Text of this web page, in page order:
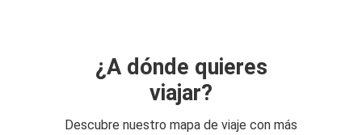
¿A dónde quieres
viajar?
Descubre nuestro mapa de viaje con más